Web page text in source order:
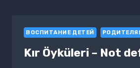
ВОСПИТАНИЕ ДЕТЕЙ
Kır Öyküleri – Not